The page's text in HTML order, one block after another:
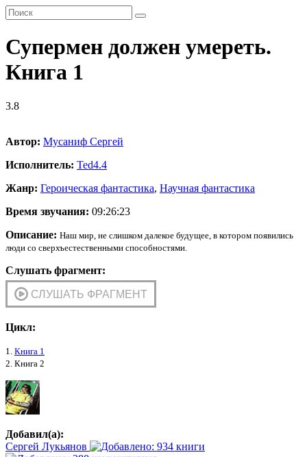
Супермен должен умереть.
Книга 1
3.8
Автор: Мусаниф Сергей
Исполнитель: Ted4.4
Жанр: Героическая фантастика, Научная фантастика
Время звучания: 09:26:23
Описание: Наш мир, не слишком далекое будущее, в котором появились
люди со сверхъестественными способностями.
Слушать фрагмент:
Цикл:
1. Книга 1
2. Книга 2
Добавил(а):
Сергей Лукьянов